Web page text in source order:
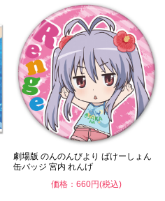
劇場版 のんのんびより ばけーしょん
缶バッジ 宮内 れんげ
価格：660円(税込)